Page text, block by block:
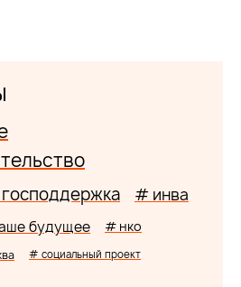
# инва
будущее # нко
# социальный проект